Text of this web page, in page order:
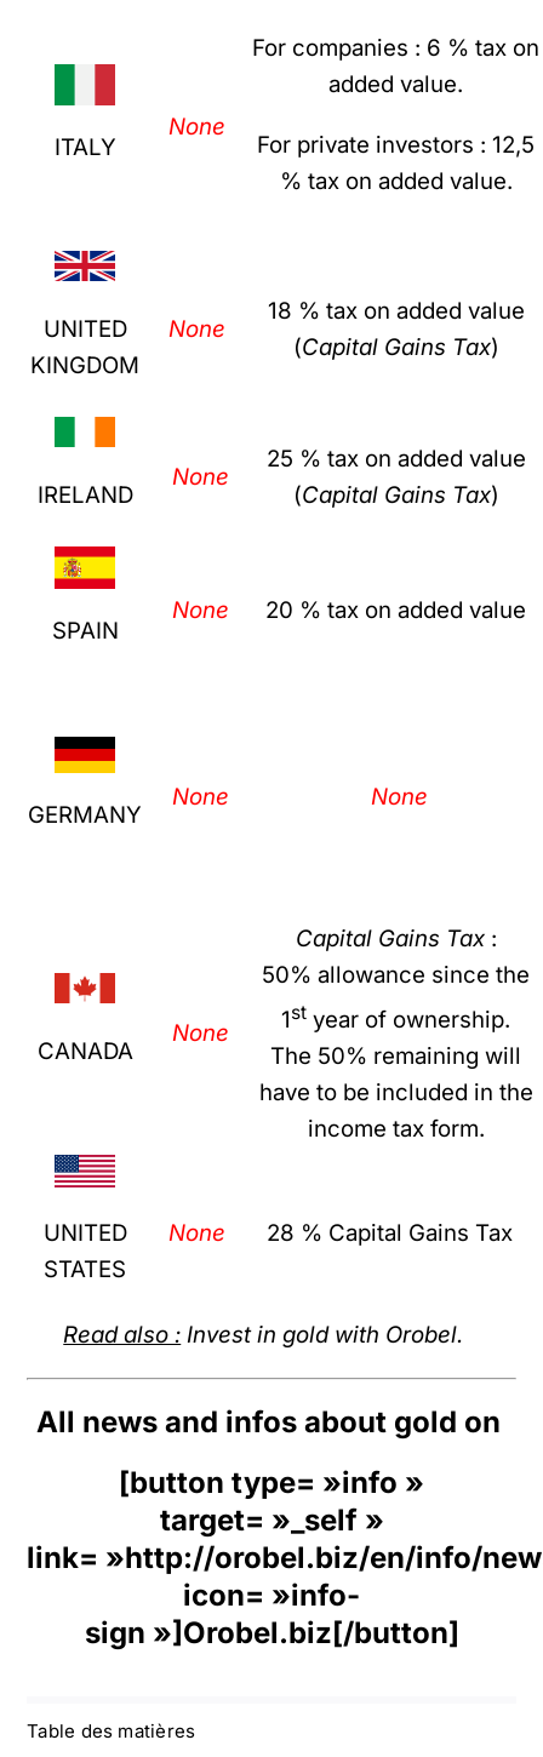
Table des matières
ITALY
None
For companies : 6 % tax on
added value.
For private investors : 12,5
% tax on added value.
UNITED
KINGDOM
None
18 % tax on added value
(Capital Gains Tax)
IRELAND
None
25 % tax on added value
(Capital Gains Tax)
SPAIN
None 20 % tax on added value
GERMANY
None None
CANADA
None
Capital Gains Tax:
50% allowance since the
1st year of ownership.
The 50% remaining will
have to be included in the
income tax form.
UNITED
STATES
None 28 % Capital Gains Tax
Read also : Invest in gold with Orobel.
All news and infos about gold on
[button type= »info »
target= »_self »
link= »http://orobel.biz/en/info/
icon= »info-
sign »]Orobel.biz[/button]